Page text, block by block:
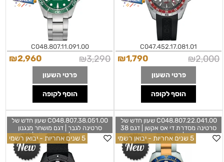
C047.452.17.081.01
₪2,000
₪1,790
פרטי השעון
הוסף לקופה
C048.807.11.091.00
₪3,290
₪2,960
פרטי השעון
הוסף לקופה
C048.807.22.041.00 שעון חדש של
סרטינה מסדרת די אס אקשן | דגם 38
מ''מ אוטומטי | באזל קרמיקה עם מנגנון
שווצרי חדש | 5 שנים אחריות יבואן רשמי |
CERTINA DS Action Diver 38mm
Powermatic 80 C0488072204100
5 שנים אחריות - יבואן רשמי
C048.807.38.051.00 שעון חדש של
סרטינה לגבר | דגם מושחר מנגנון
אוטומטי החדש | דגם 38 מ''מ | ברצועת
נאטו שחורה | 5 שנים אחריות יבואן רשמי |
Certina DS Action Diver 38mm
Powermatic 80 C0488073805100
5 שנים אחריות - יבואן רשמי